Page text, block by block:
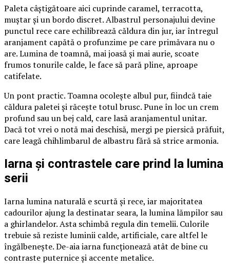
Paleta câștigătoare aici cuprinde caramel, terracotta,
muștar și un bordo discret. Albastrul personajului devine
punctul rece care echilibrează căldura din jur, iar întregul
aranjament capătă o profunzime pe care primăvara nu o
are. Lumina de toamnă, mai joasă și mai aurie, scoate
frumos tonurile calde, le face să pară pline, aproape
catifelate.
Un pont practic. Toamna ocolește albul pur, fiindcă taie
căldura paletei și răcește totul brusc. Pune în loc un crem
profund sau un bej cald, care lasă aranjamentul unitar.
Dacă tot vrei o notă mai deschisă, mergi pe piersică prăfuit,
care leagă chihlimbarul de albastru fără să strice armonia.
Iarna și contrastele care prind la lumina
serii
Iarna lumina naturală e scurtă și rece, iar majoritatea
cadourilor ajung la destinatar seara, la lumina lămpilor sau
a ghirlandelor. Asta schimbă regula din temelii. Culorile
trebuie să reziste luminii calde, artificiale, care altfel le
îngălbenește. De-aia iarna funcționează atât de bine cu
contraste puternice și accente metalice.